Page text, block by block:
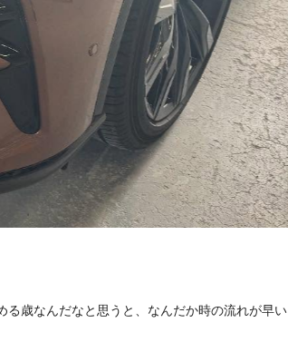
歳なんだなと思うと、なんだか時の流れが早い